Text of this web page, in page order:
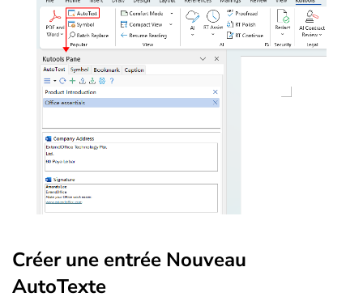
Créer une entrée Nouveau
AutoTexte